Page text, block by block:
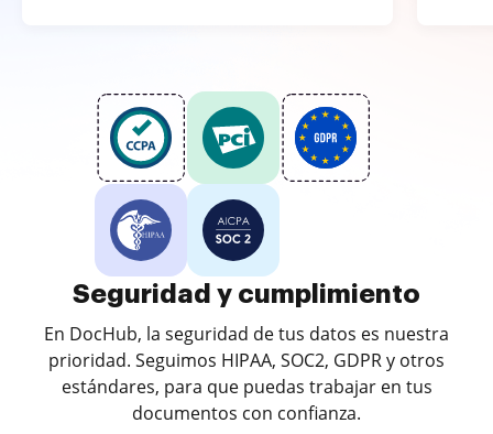
Seguridad y cumplimiento
En DocHub, la seguridad de tus datos es nuestra
prioridad. Seguimos HIPAA, SOC2, GDPR y otros
estándares, para que puedas trabajar en tus
documentos con confianza.